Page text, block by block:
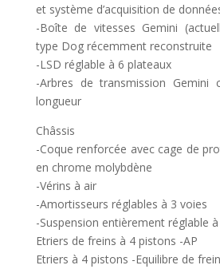
et système d’acquisition de
-Boîte de vitesses Gemini
type Dog récemment reconstruite
-LSD réglable à 6 plateaux
-Arbres de transmission Gemini
longueur
Châssis
-Coque renforcée avec cage de
en chrome molybdène
-Vérins à air
-Amortisseurs réglables à 3 voies
-Suspension entièrement réglable à
Etriers de freins à 4 pistons -AP
Etriers à 4 pistons -Equilibre de